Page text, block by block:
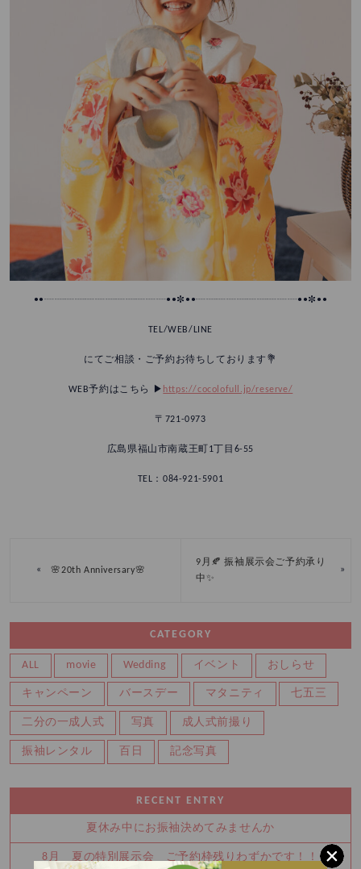
••┈┈┈┈┈┈┈┈┈┈┈┈••✼••┈┈┈┈┈┈┈┈┈┈••✼••
TEL/WEB/LINE
にてご相談・ご予約お待ちしております💐
WEB予約はこちら ▶︎ https://cocolofull.jp/reserve/
〒721-0973
広島県福山市南蔵王町1丁目6-55
TEL：084-921-5901
« 🌸20th Anniversary🌸
9月🍂 振袖展示会ご予約承り
中✨
»
CATEGORY
ALL movie Wedding イベント おしらせ
キャンペーン バースデー マタニティ 七五三
二分の一成人式 写真 成人式前撮り
振袖レンタル 百日 記念写真
RECENT ENTRY
夏休み中にお振袖決めてみませんか
8月 夏の特別展示会 ご予約枠残りわずかです！！